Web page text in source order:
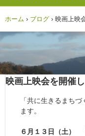
ホーム › ブログ › 映画上映
映画上映会を開催
「共に生きるまち
ます。
６月１３日（土